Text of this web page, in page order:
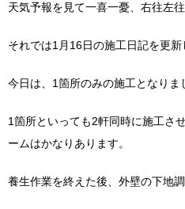
天気予報を見て一喜一憂、右往左往
それでは1月16日の施工日記を更新
今日は、1箇所のみの施工となりま
1箇所といっても2軒同時に施工さ
ームはかなりあります。
養生作業を終えた後、外壁の下地調